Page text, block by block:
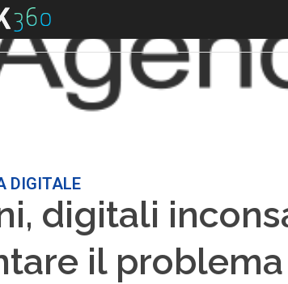
DIGITALE
digitali
il problema